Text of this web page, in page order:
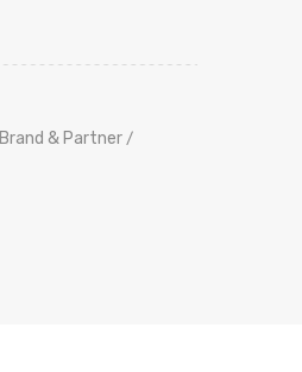
Brand & Partner /